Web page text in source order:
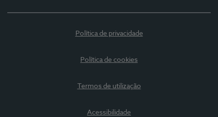
Política de privacidade
Política de cookies
Termos de utilização
Acessibilidade